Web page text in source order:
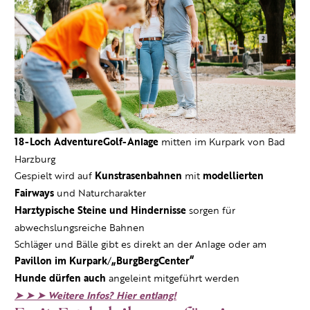
18-Loch AdventureGolf-Anlage mitten im Kurpark von Bad
Harzburg
Gespielt wird auf Kunstrasenbahnen mit modellierten
Fairways und Naturcharakter
Harztypische Steine und Hindernisse sorgen für
abwechslungsreiche Bahnen
Schläger und Bälle gibt es direkt an der Anlage oder am
Pavillon im Kurpark/„BurgBergCenter“
Hunde dürfen auch angeleint mitgeführt werden
➤ ➤ ➤ Weitere Infos? Hier entlang!